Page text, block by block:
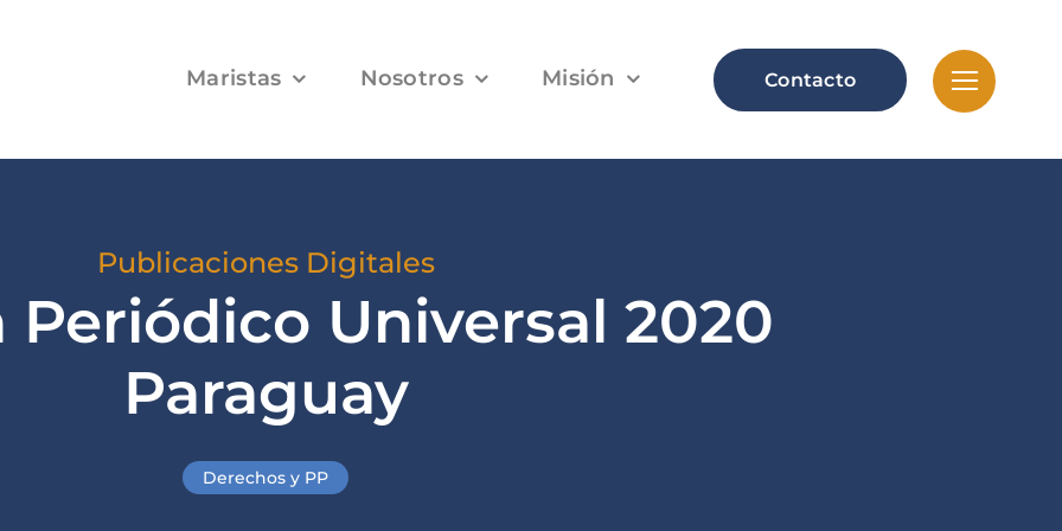
Maristas Nosotros Misión Contacto
Publicaciones Digitales
Periódico Universal 2020
Paraguay
Derechos y PP